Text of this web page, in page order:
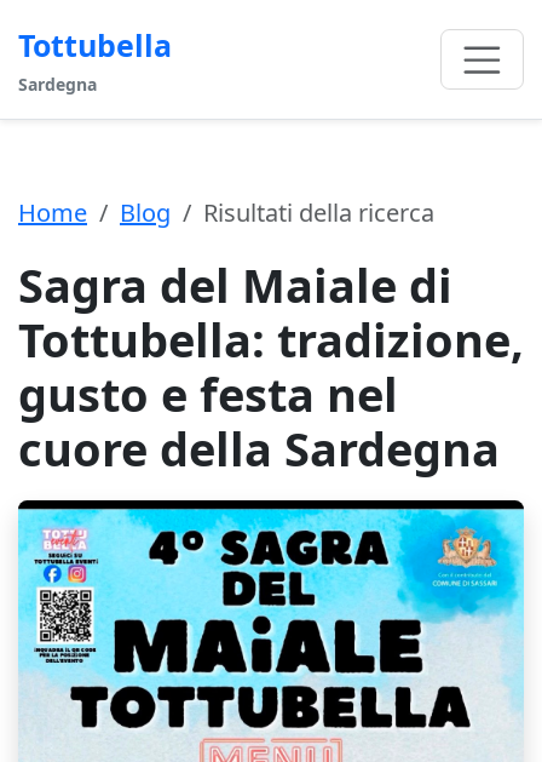
Tottubella
Sardegna
Home Blog Risultati della ricerca
Sagra del Maiale di
Tottubella: tradizione,
gusto e festa nel
cuore della Sardegna